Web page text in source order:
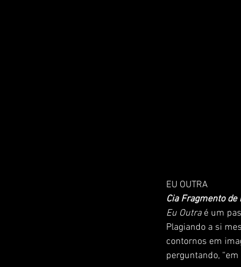
EU OUTRA
Cia Fragmento de
Eu Outra é um
Plagiando a si
contornos em
perguntando,